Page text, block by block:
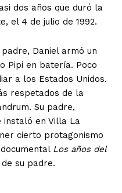
dos años que duró la
el 4 de julio de 1992.
Daniel armó un
Pipi en batería. Poco
a los Estados Unidos.
respetados de la
Su padre,
instaló en Villa La
cierto protagonismo
Los años del
su padre.